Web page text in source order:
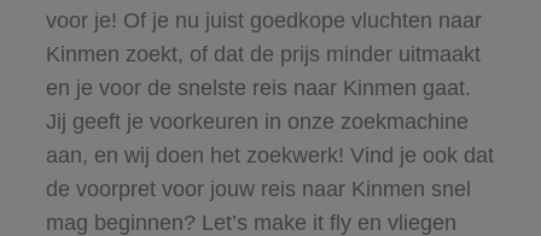
voor je! Of je nu juist goedkope vluchten naar
Kinmen zoekt, of dat de prijs minder uitmaakt
en je voor de snelste reis naar Kinmen gaat.
Jij geeft je voorkeuren in onze zoekmachine
aan, en wij doen het zoekwerk! Vind je ook dat
de voorpret voor jouw reis naar Kinmen snel
mag beginnen? Let’s make it fly en vliegen